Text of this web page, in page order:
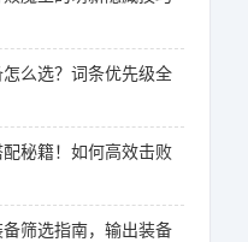
么选？词条优先级全
秘籍！如何高效击败
筛选指南，输出装备